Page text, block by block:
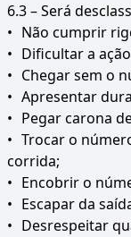
6.3 – Será
• Não cumprir
• Dificultar a
• Chegar sem o
• Apresentar
• Pegar carona
• Trocar o
corrida;
• Encobrir o
• Escapar da
• Desrespeitar